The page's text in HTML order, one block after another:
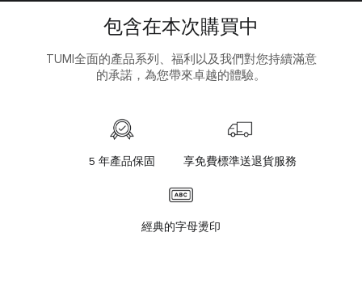
包含在本次購買中
TUMI全面的產品系列、福利以及我們對您持續滿意
的承諾，為您帶來卓越的體驗。
5 年產品保固 享免費標準送退貨服務
經典的字母燙印